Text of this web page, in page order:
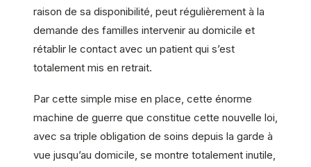
raison de sa disponibilité, peut régulièrement à la
demande des familles intervenir au domicile et
rétablir le contact avec un patient qui s’est
totalement mis en retrait.
Par cette simple mise en place, cette énorme
machine de guerre que constitue cette nouvelle loi,
avec sa triple obligation de soins depuis la garde à
vue jusqu’au domicile, se montre totalement inutile,